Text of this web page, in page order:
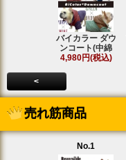
バイカラー ダウ
ンコート(中綿
4,980円(税込)
<
売れ筋商品
No.1